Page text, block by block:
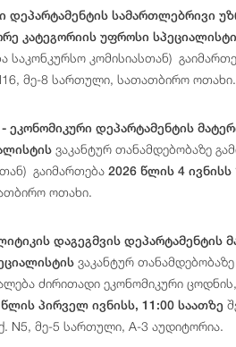
დეპარტამენტის სამართლებრივი
კატეგორიის უფროსი
საკონკურსო კომისიასთან)
მე-8 სართული, სათათბირო ოთახი.
ეკონომიკური დეპარტამენტის
ვაკანტურ თანამდებობაზე
გაიმართება 2026 წლის 4 ივნისს
ოთახი.
დაგეგმვის დეპარტამენტის
ვაკანტურ
ძირითადი ეკონომიკური
პირველ ივნისს, 11:00 საათზე
N5, მე-5 სართული, A-3 აუდიტორია.